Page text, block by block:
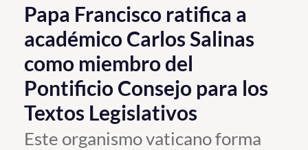
La Universidad
Investigación, Creación e Innovación
PUCV Internacional
Vinculación con el Medio
Admisión
Papa Francisco ratifica a
académico Carlos Salinas
como miembro del
Pontificio Consejo para los
Textos Legislativos
Este organismo vaticano forma